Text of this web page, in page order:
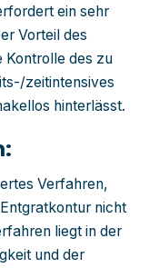
ein sehr
Vorteil des
Kontrolle des zu
zeitintensives
hinterlässt.
Verfahren,
nicht
liegt in der
und der